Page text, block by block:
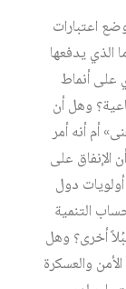
اعتبارات
الذي يدفعها
على أنماط
وهل أن
أم أنه أمر
الإنفاق على
دول
التنمية
أخرى؟ وهل
والعسكرة